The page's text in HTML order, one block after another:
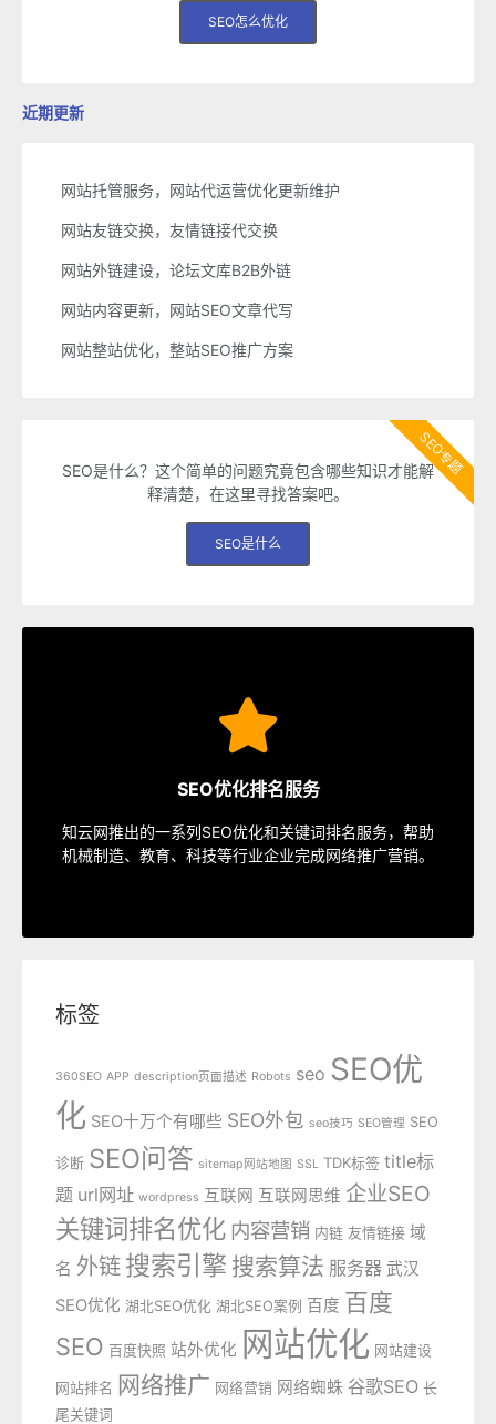
SEO怎么优化
近期更新
网站托管服务，网站代运营优化更新维护
网站友链交换，友情链接代交换
网站外链建设，论坛文库B2B外链
网站内容更新，网站SEO文章代写
网站整站优化，整站SEO推广方案
SEO是什么？这个简单的问题究竟包含哪些知识才能解
释清楚，在这里寻找答案吧。
SEO是什么
SEO专题
SEO优化排名服务
知云网推出的一系列SEO优化和关键词排名服务，帮助
机械制造、教育、科技等行业企业完成网络推广营销。
SEO服务中心
速排名等多种服务，从容应对各种优化需求。
SEO服务
标签
360SEO APP description页面描述 Robots seo SEO优
化 SEO十万个有哪些 SEO外包 seo技巧 SEO管理 SEO
诊断 SEO问答 sitemap网站地图 SSL TDK标签 title标
题 url网址 wordpress 互联网 互联网思维 企业SEO
关键词排名优化 内容营销 内链 友情链接 域
名 外链 搜索引擎 搜索算法 服务器 武汉
SEO优化 湖北SEO优化 湖北SEO案例 百度 百度
SEO 百度快照 站外优化 网站优化 网站建设
网站排名 网络推广 网络营销 网络蜘蛛 谷歌SEO 长
尾关键词